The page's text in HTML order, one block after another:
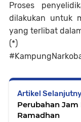
Proses
dilakukan untuk
yang terlibat
(*)
Artikel
Perubahan Jam
Ramadhan